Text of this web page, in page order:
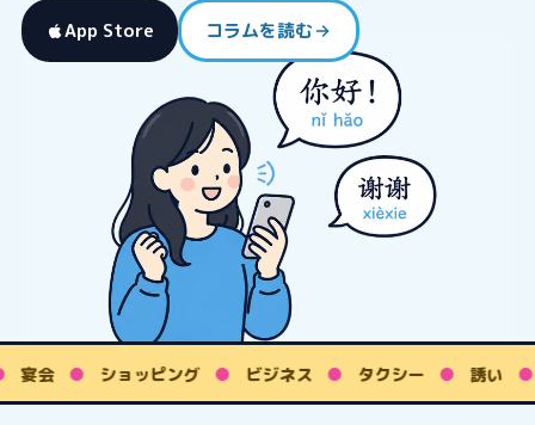
App Store コラムを読む
宴会 ● ショッピング ● ビジネス ● タクシー ● 誘い ●